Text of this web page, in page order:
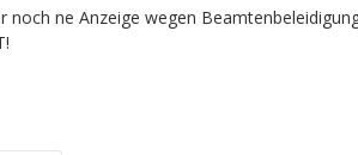
noch ne Anzeige wegen